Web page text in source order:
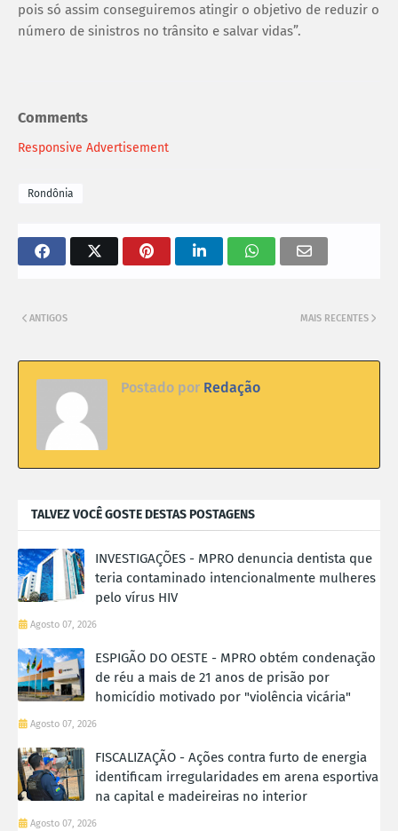
pois só assim conseguiremos atingir o objetivo de reduzir o
número de sinistros no trânsito e salvar vidas”.
Comments
Responsive Advertisement
Rondônia
MAIS RECENTES
ANTIGOS
Postado por Redação
TALVEZ VOCÊ GOSTE DESTAS POSTAGENS
INVESTIGAÇÕES - MPRO denuncia dentista que
teria contaminado intencionalmente mulheres
pelo vírus HIV
Agosto 07, 2026
ESPIGÃO DO OESTE - MPRO obtém condenação
de réu a mais de 21 anos de prisão por
homicídio motivado por "violência vicária"
Agosto 07, 2026
FISCALIZAÇÃO - Ações contra furto de energia
identificam irregularidades em arena esportiva
na capital e madeireiras no interior
Agosto 07, 2026